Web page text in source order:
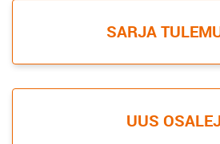
SARJA
UUS